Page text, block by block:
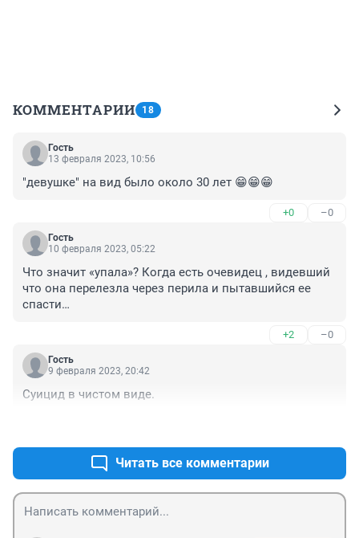
КОММЕНТАРИИ 18
Гость
13 февраля 2023, 10:56
"девушке" на вид было около 30 лет 😁😁😁
+0 –0
Гость
10 февраля 2023, 05:22
Что значит «упала»? Когда есть очевидец , видевший
что она перелезла через перила и пытавшийся ее
спасти…
+2 –0
Гость
9 февраля 2023, 20:42
Суицид в чистом виде.
Читать все комментарии